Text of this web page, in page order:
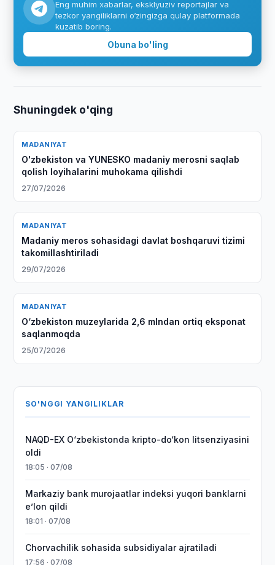
Eng muhim xabarlar, eksklyuziv reportajlar va
tezkor yangiliklarni o‘zingizga qulay platformada
kuzatib boring.
Obuna bo'ling
Shuningdek o'qing
MADANIYAT
O'zbekiston va YUNESKO madaniy merosni saqlab
qolish loyihalarini muhokama qilishdi
27/07/2026
MADANIYAT
Madaniy meros sohasidagi davlat boshqaruvi tizimi
takomillashtiriladi
29/07/2026
MADANIYAT
O‘zbekiston muzeylarida 2,6 mlndan ortiq eksponat
saqlanmoqda
25/07/2026
SO'NGGI YANGILIKLAR
NAQD-EX O‘zbekistonda kripto-do‘kon litsenziyasini
oldi
18:05 · 07/08
Markaziy bank murojaatlar indeksi yuqori banklarni
eʼlon qildi
18:01 · 07/08
Chorvachilik sohasida subsidiyalar ajratiladi
17:56 · 07/08